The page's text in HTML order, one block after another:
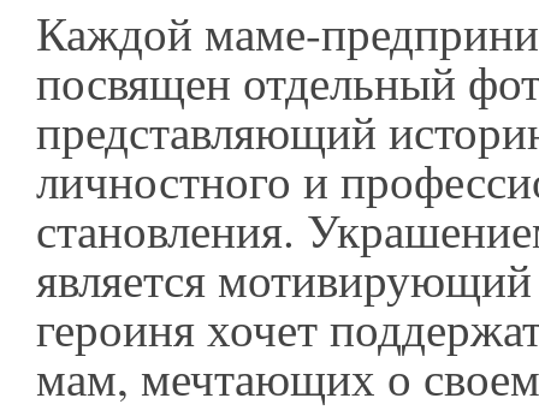
Каждой маме-
посвящен отдельный
представляющий
личностного и
становления.
является
героиня хочет
мам, мечтающих о